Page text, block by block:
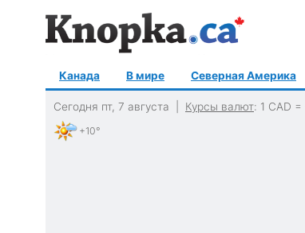
Канада В мире Северная Америка
Сегодня пт, 7 августа | Курсы валют: 1 CAD =
+10°